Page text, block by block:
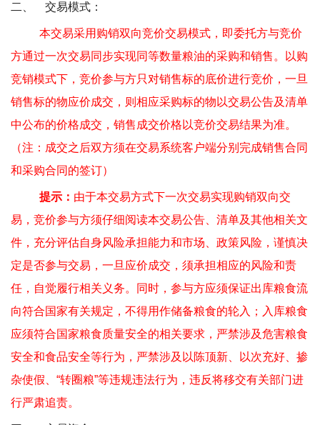
二、 交易模式：
本交易采用购销双向竞价交易模式，即委托方与竞价
方通过一次交易同步实现同等数量粮油的采购和销售。以购
竞销模式下，竞价参与方只对销售标的底价进行竞价，一旦
销售标的物应价成交，则相应采购标的物以交易公告及清单
中公布的价格成交，销售成交价格以竞价交易结果为准。
（注：成交之后双方须在交易系统客户端分别完成销售合同
和采购合同的签订）
提示： 由于本交易方式下一次交易实现购销双向交
易，竞价参与方须仔细阅读本交易公告、清单及其他相关文
件，充分评估自身风险承担能力和市场、政策风险，谨慎决
定是否参与交易，一旦应价成交，须承担相应的风险和责
任，自觉履行相关义务。同时，参与方应须保证出库粮食流
向符合国家有关规定，不得用作储备粮食的轮入；入库粮食
应须符合国家粮食质量安全的相关要求，严禁涉及危害粮食
安全和食品安全等行为，严禁涉及以陈顶新、以次充好、掺
杂使假、 “转圈粮”等违规违法行为，违反将移交有关部门进
行严肃追责。